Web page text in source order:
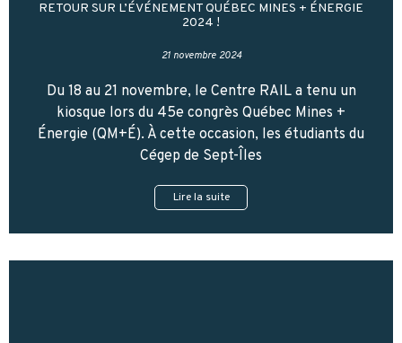
RETOUR SUR L’ÉVÉNEMENT QUÉBEC MINES + ÉNERGIE
2024 !
21 novembre 2024
Du 18 au 21 novembre, le Centre RAIL a tenu un
kiosque lors du 45e congrès Québec Mines +
Énergie (QM+É). À cette occasion, les étudiants du
Cégep de Sept-Îles
Lire la suite